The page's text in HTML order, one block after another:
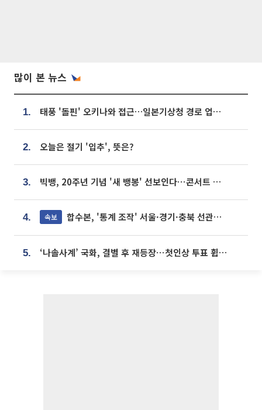
많이 본 뉴스
1. 태풍 '돌핀' 오키나와 접근…일본기상청 경로 업데이트
2. 오늘은 절기 '입추', 뜻은?
3. 빅뱅, 20주년 기념 '새 뱅봉' 선보인다⋯콘서트 앞두고 팝업 개최
4. 속보 합수본, '통계 조작' 서울·경기·충북 선관위 등 추가 압수수색
5. ‘나솔사계’ 국화, 결별 후 재등장⋯첫인상 투표 휩쓸고 ‘인기녀’ 등극